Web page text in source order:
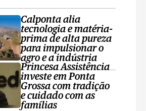
Calponta alia
tecnologia e matéria-
prima de alta pureza
para impulsionar o
agro e a indústria
Princesa Assistência
investe em Ponta
Grossa com tradição
e cuidado com as
famílias